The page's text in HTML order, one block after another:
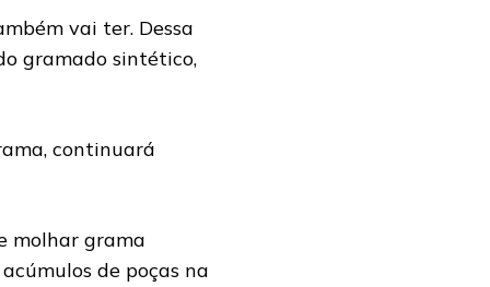
vai ter. Dessa
gramado sintético,
continuará
molhar grama
de poças na